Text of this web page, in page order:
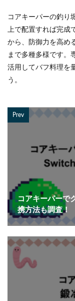
コアキーパーの釣り
上で配置すれば完成
から、防御力を高め
まで多種多様です。
活用してバフ料理を
う。
Prev
コアキーパーで
携方法も調査！